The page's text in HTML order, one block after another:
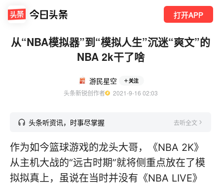
打开APP
从“NBA模拟器”到“模拟人生”沉迷“爽文”的
NBA 2k干了啥
游民星空 关注
头条新锐创作者
  2021-9-16 02:03
头条听资讯，时事尽掌握 去听全文
作为如今篮球游戏的龙头大哥，《NBA 2K》
从主机大战的“远古时期”就将侧重点放在了模
拟拟真上，虽说在当时并没有《NBA LIVE》